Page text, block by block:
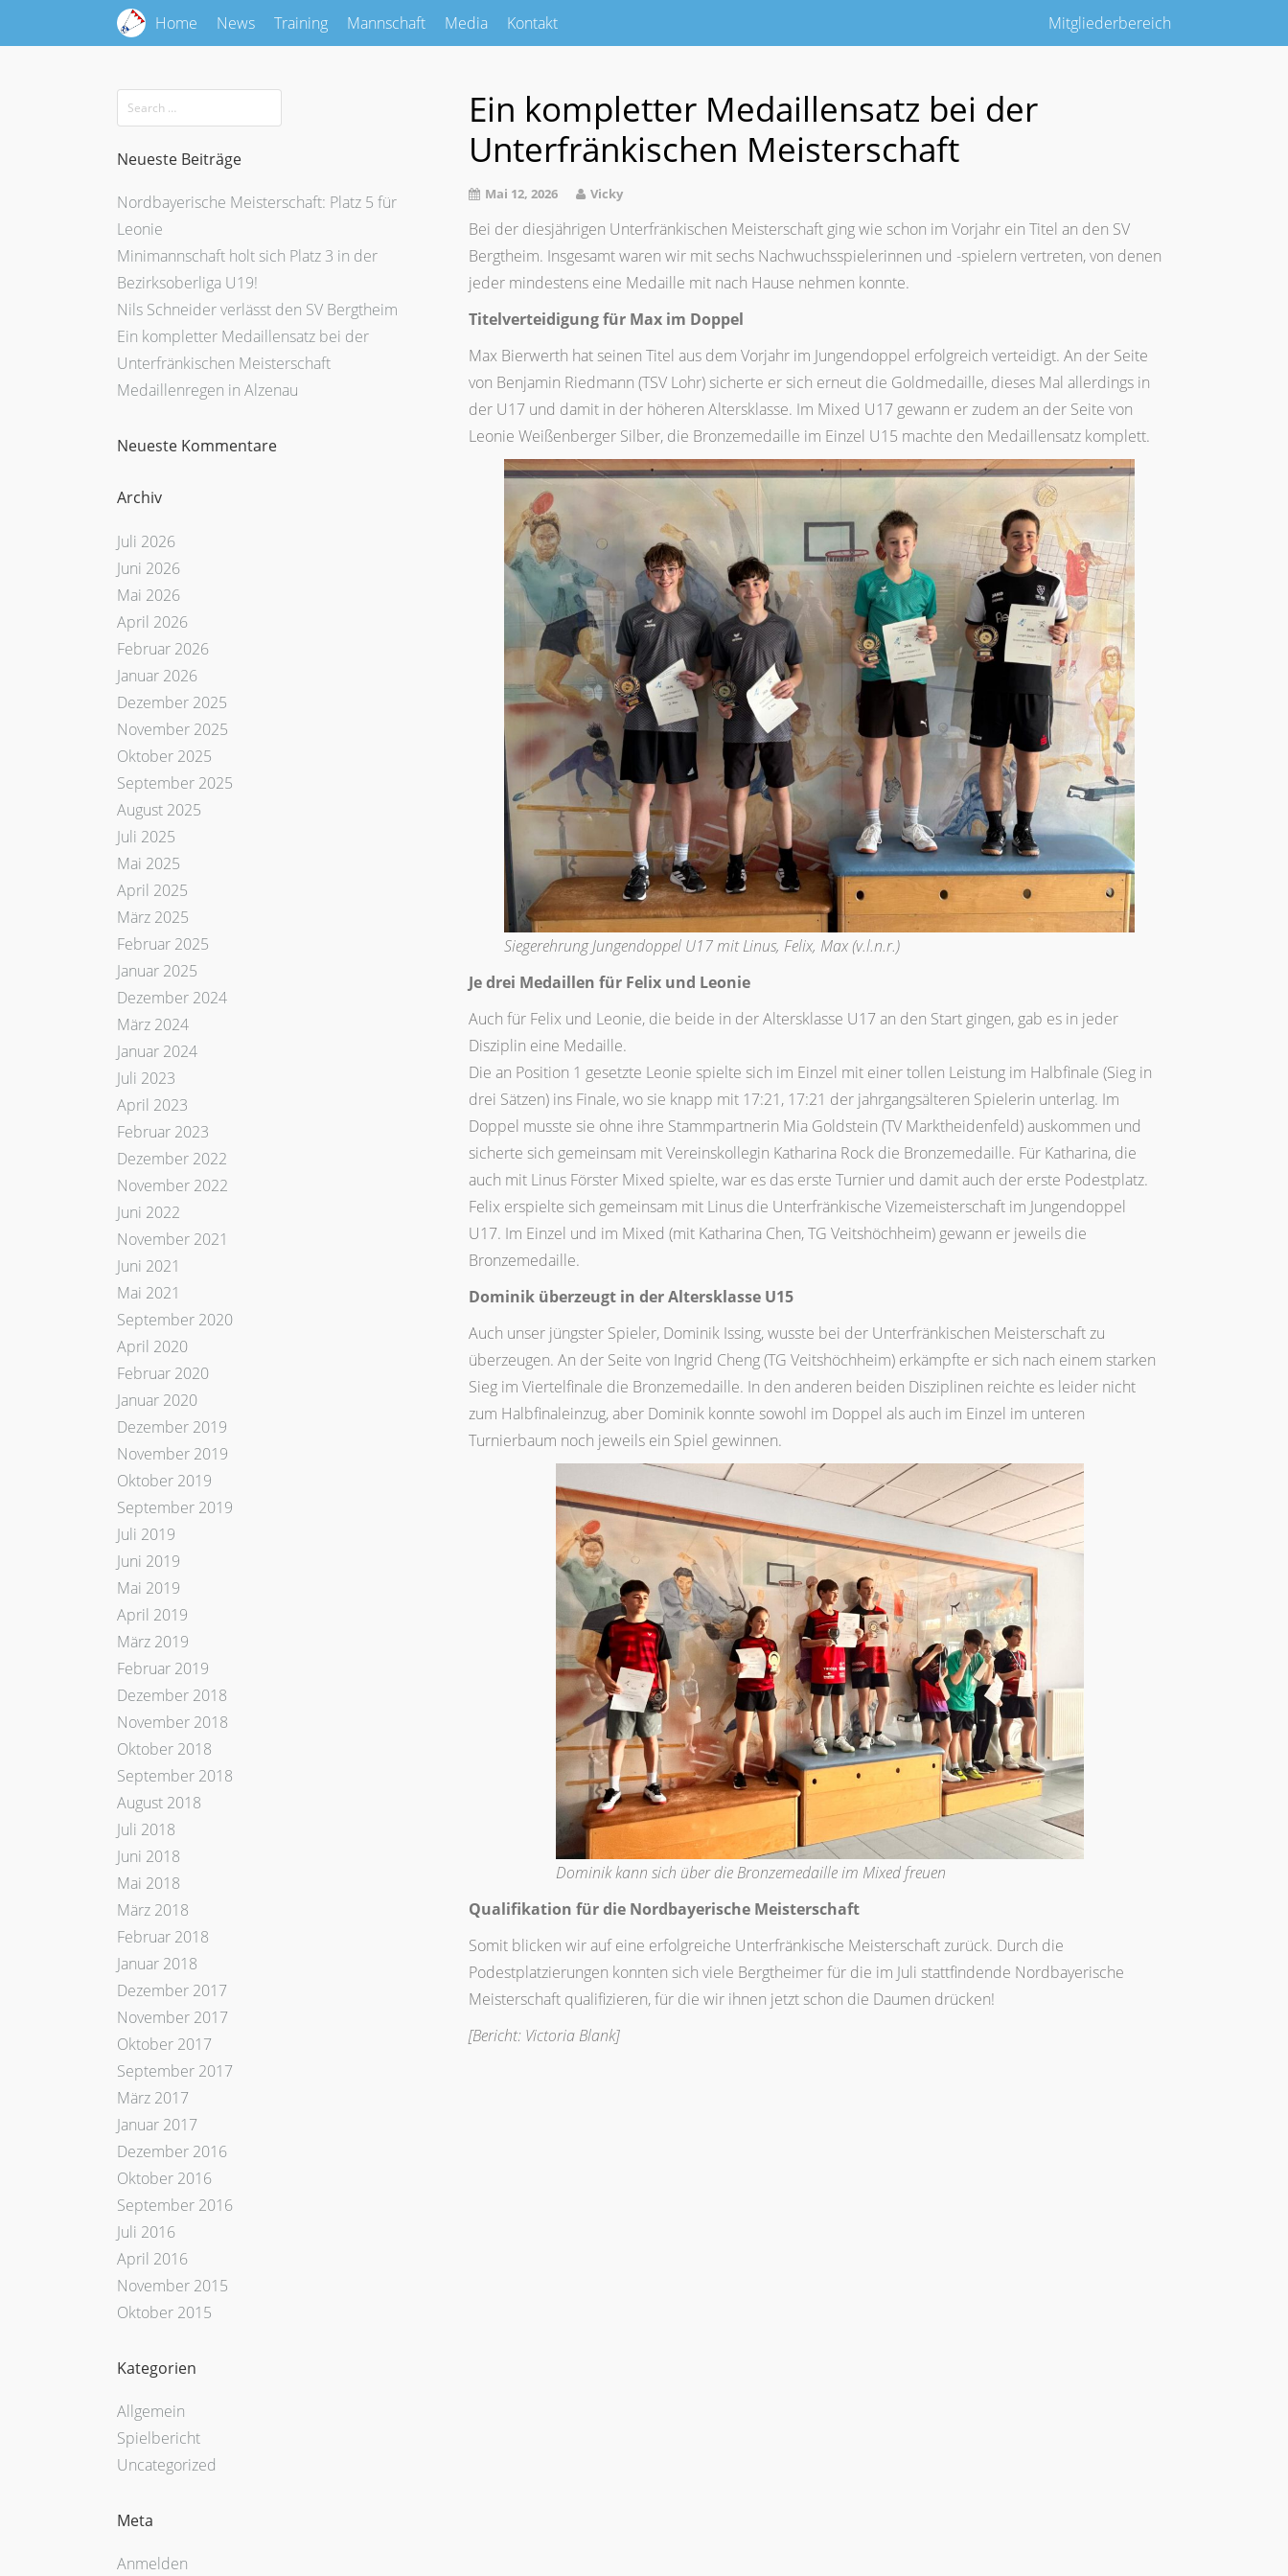
Home News Training Mannschaft Media Kontakt Mitgliederbereich
Ein kompletter Medaillensatz bei der
Unterfränkischen Meisterschaft
Mai 12, 2026 Vicky
Bei der diesjährigen Unterfränkischen Meisterschaft ging wie schon im Vorjahr ein Titel an den SV
Bergtheim. Insgesamt waren wir mit sechs Nachwuchsspielerinnen und -spielern vertreten, von denen
jeder mindestens eine Medaille mit nach Hause nehmen konnte.
Titelverteidigung für Max im Doppel
Max Bierwerth hat seinen Titel aus dem Vorjahr im Jungendoppel erfolgreich verteidigt. An der Seite
von Benjamin Riedmann (TSV Lohr) sicherte er sich erneut die Goldmedaille, dieses Mal allerdings in
der U17 und damit in der höheren Altersklasse. Im Mixed U17 gewann er zudem an der Seite von
Leonie Weißenberger Silber, die Bronzemedaille im Einzel U15 machte den Medaillensatz komplett.
Siegerehrung Jungendoppel U17 mit Linus, Felix, Max (v.l.n.r.)
Je drei Medaillen für Felix und Leonie
Auch für Felix und Leonie, die beide in der Altersklasse U17 an den Start gingen, gab es in jeder
Disziplin eine Medaille.
Die an Position 1 gesetzte Leonie spielte sich im Einzel mit einer tollen Leistung im Halbfinale (Sieg in
drei Sätzen) ins Finale, wo sie knapp mit 17:21, 17:21 der jahrgangsälteren Spielerin unterlag. Im
Doppel musste sie ohne ihre Stammpartnerin Mia Goldstein (TV Marktheidenfeld) auskommen und
sicherte sich gemeinsam mit Vereinskollegin Katharina Rock die Bronzemedaille. Für Katharina, die
auch mit Linus Förster Mixed spielte, war es das erste Turnier und damit auch der erste Podestplatz.
Felix erspielte sich gemeinsam mit Linus die Unterfränkische Vizemeisterschaft im Jungendoppel
U17. Im Einzel und im Mixed (mit Katharina Chen, TG Veitshöchheim) gewann er jeweils die
Bronzemedaille.
Dominik überzeugt in der Altersklasse U15
Auch unser jüngster Spieler, Dominik Issing, wusste bei der Unterfränkischen Meisterschaft zu
überzeugen. An der Seite von Ingrid Cheng (TG Veitshöchheim) erkämpfte er sich nach einem starken
Sieg im Viertelfinale die Bronzemedaille. In den anderen beiden Disziplinen reichte es leider nicht
zum Halbfinaleinzug, aber Dominik konnte sowohl im Doppel als auch im Einzel im unteren
Turnierbaum noch jeweils ein Spiel gewinnen.
Dominik kann sich über die Bronzemedaille im Mixed freuen
Qualifikation für die Nordbayerische Meisterschaft
Somit blicken wir auf eine erfolgreiche Unterfränkische Meisterschaft zurück. Durch die
Podestplatzierungen konnten sich viele Bergtheimer für die im Juli stattfindende Nordbayerische
Meisterschaft qualifizieren, für die wir ihnen jetzt schon die Daumen drücken!
[Bericht: Victoria Blank]
Neueste Beiträge
Nordbayerische Meisterschaft: Platz 5 für
Leonie
Minimannschaft holt sich Platz 3 in der
Bezirksoberliga U19!
Nils Schneider verlässt den SV Bergtheim
Ein kompletter Medaillensatz bei der
Unterfränkischen Meisterschaft
Medaillenregen in Alzenau
Neueste Kommentare
Archiv
Juli 2026
Juni 2026
Mai 2026
April 2026
Februar 2026
Januar 2026
Dezember 2025
November 2025
Oktober 2025
September 2025
August 2025
Juli 2025
Mai 2025
April 2025
März 2025
Februar 2025
Januar 2025
Dezember 2024
März 2024
Januar 2024
Juli 2023
April 2023
Februar 2023
Dezember 2022
November 2022
Juni 2022
November 2021
Juni 2021
Mai 2021
September 2020
April 2020
Februar 2020
Januar 2020
Dezember 2019
November 2019
Oktober 2019
September 2019
Juli 2019
Juni 2019
Mai 2019
April 2019
März 2019
Februar 2019
Dezember 2018
November 2018
Oktober 2018
September 2018
August 2018
Juli 2018
Juni 2018
Mai 2018
März 2018
Februar 2018
Januar 2018
Dezember 2017
November 2017
Oktober 2017
September 2017
März 2017
Januar 2017
Dezember 2016
Oktober 2016
September 2016
Juli 2016
April 2016
November 2015
Oktober 2015
Kategorien
Allgemein
Spielbericht
Uncategorized
Meta
Anmelden